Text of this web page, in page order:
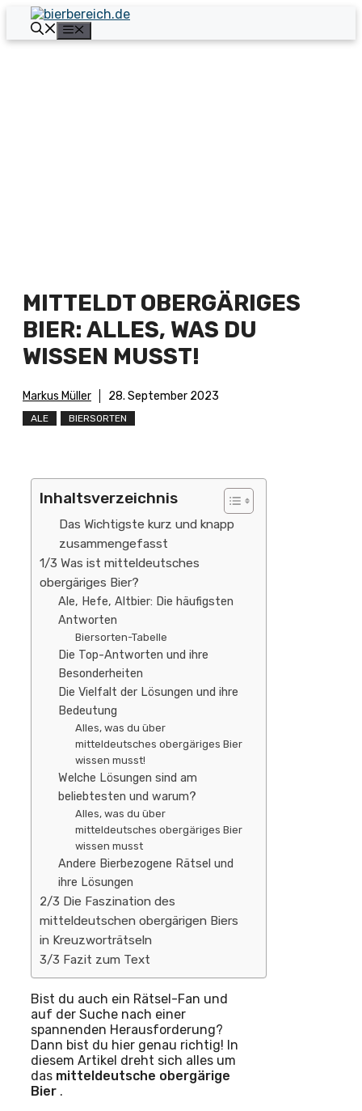
Zum
Inhalt
springen
MITTELDT OBERGÄRIGES
BIER: ALLES, WAS DU
WISSEN MUSST!
Markus Müller 28. September 2023
ALE BIERSORTEN
Inhaltsverzeichnis
Das Wichtigste kurz und knapp
zusammengefasst
1/3 Was ist mitteldeutsches
obergäriges Bier?
Ale, Hefe, Altbier: Die häufigsten
Antworten
Biersorten-Tabelle
Die Top-Antworten und ihre
Besonderheiten
Die Vielfalt der Lösungen und ihre
Bedeutung
Alles, was du über
mitteldeutsches obergäriges Bier
wissen musst!
Welche Lösungen sind am
beliebtesten und warum?
Alles, was du über
mitteldeutsches obergäriges Bier
wissen musst
Andere Bierbezogene Rätsel und
ihre Lösungen
2/3 Die Faszination des
mitteldeutschen obergärigen Biers
in Kreuzworträtseln
3/3 Fazit zum Text
Bist du auch ein Rätsel-Fan und
auf der Suche nach einer
spannenden Herausforderung?
Dann bist du hier genau richtig! In
diesem Artikel dreht sich alles um
das mitteldeutsche obergärige
Bier .